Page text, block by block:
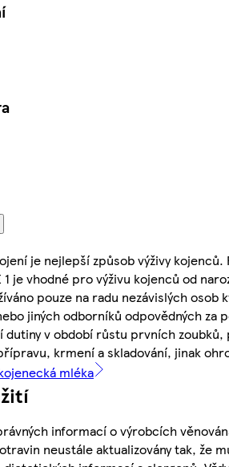
je nejlepší způsob výživy
1 je vhodné pro výživu kojenců od
pouze na radu nezávislých osob
jiných odborníků odpovědných za
dutiny v období růstu prvních
krmení a skladování, jinak
mléka
informací o výrobcích
neustále aktualizovány tak, že